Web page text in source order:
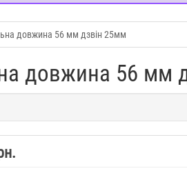
довжина 56 мм дзвін 25мм
довжина 56 мм